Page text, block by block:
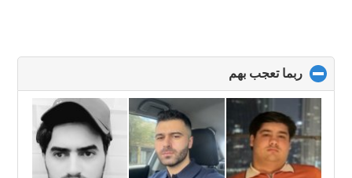
ربما تعجب بهم
to
contents